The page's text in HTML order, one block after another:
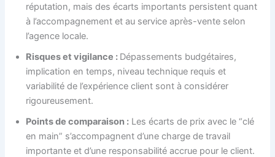
réputation, mais des écarts importants persistent quant
à l’accompagnement et au service après-vente selon
l’agence locale.
Risques et vigilance : Dépassements budgétaires,
implication en temps, niveau technique requis et
variabilité de l’expérience client sont à considérer
rigoureusement.
Points de comparaison : Les écarts de prix avec le “clé
en main” s’accompagnent d’une charge de travail
importante et d’une responsabilité accrue pour le client.